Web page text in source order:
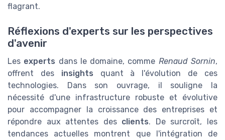
flagrant.
Réflexions d'experts sur les perspectives
d'avenir
Les experts dans le domaine, comme Renaud Sornin,
offrent des insights quant à l'évolution de ces
technologies. Dans son ouvrage, il souligne la
nécessité d'une infrastructure robuste et évolutive
pour accompagner la croissance des entreprises et
répondre aux attentes des clients. De surcroît, les
tendances actuelles montrent que l'intégration de